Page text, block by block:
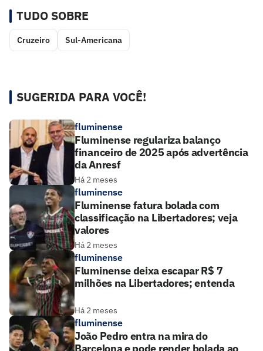
TUDO SOBRE
Cruzeiro Sul-Americana
SUGERIDA PARA VOCÊ!
fluminense
Fluminense regulariza balanço
financeiro de 2025 após advertência
da Anresf
Há 2 meses
fluminense
Fluminense fatura bolada com
classificação na Libertadores; veja
valores
Há 2 meses
fluminense
Fluminense deixa escapar R$ 7
milhões na Libertadores; entenda
Há 2 meses
fluminense
João Pedro entra na mira do